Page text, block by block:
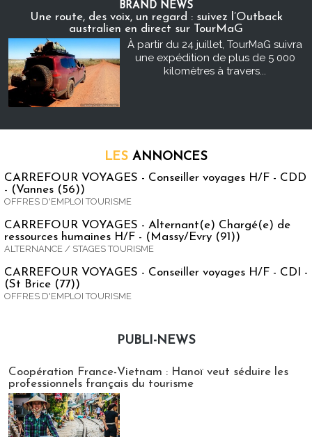
BRAND NEWS
Une route, des voix, un regard : suivez l’Outback
australien en direct sur TourMaG
À partir du 24 juillet, TourMaG suivra
une expédition de plus de 5 000
kilomètres à travers...
LES ANNONCES
CARREFOUR VOYAGES - Conseiller voyages H/F - CDD
- (Vannes (56))
OFFRES D'EMPLOI TOURISME
CARREFOUR VOYAGES - Alternant(e) Chargé(e) de
ressources humaines H/F - (Massy/Evry (91))
ALTERNANCE / STAGES TOURISME
CARREFOUR VOYAGES - Conseiller voyages H/F - CDI -
(St Brice (77))
OFFRES D'EMPLOI TOURISME
PUBLI-NEWS
Coopération France-Vietnam : Hanoï veut séduire les
professionnels français du tourisme